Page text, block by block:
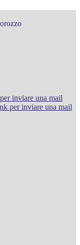
inviare una mail
per inviare una mail